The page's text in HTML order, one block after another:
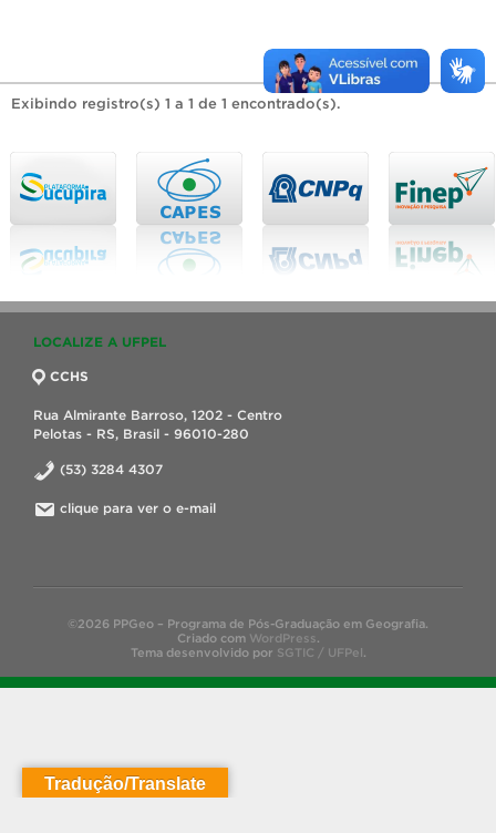
Exibindo registro(s) 1 a 1 de 1 encontrado(s).
LOCALIZE A UFPEL
CCHS
Rua Almirante Barroso, 1202 - Centro
Pelotas - RS, Brasil - 96010-280
(53) 3284 4307
clique para ver o e-mail
©2026 PPGeo – Programa de Pós-Graduação em Geografia.
Criado com WordPress.
Tema desenvolvido por SGTIC / UFPel.
Tradução/Translate